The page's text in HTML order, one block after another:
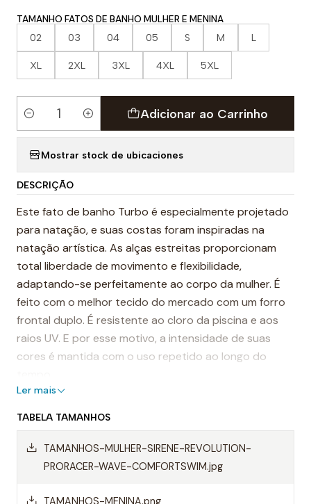
TAMANHO FATOS DE BANHO MULHER E MENINA
02 03 04 05 S M L
XL 2XL 3XL 4XL 5XL
Quantidade
Adicionar ao Carrinho
Mostrar stock de ubicaciones
DESCRIÇÃO
Este fato de banho Turbo é especialmente projetado
para natação, e suas costas foram inspiradas na
natação artística. As alças estreitas proporcionam
total liberdade de movimento e flexibilidade,
adaptando-se perfeitamente ao corpo da mulher. É
feito com o melhor tecido do mercado com um forro
frontal duplo. É resistente ao cloro da piscina e aos
raios UV. E por esse motivo, a intensidade de suas
cores é mantida com o uso repetido ao longo do
resistentes do mundo.
Destaques:
Ler mais
TABELA TAMANHOS
TAMANHOS-MULHER-SIRENE-REVOLUTION-
PRORACER-WAVE-COMFORTSWIM.jpg
TAMANHOS-MENINA.png